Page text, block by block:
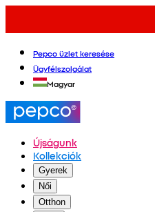
Pepco üzlet keresése
Ügyfélszolgálat
Magyar
Újságunk
Kollekciók
Gyerek
Női
Otthon